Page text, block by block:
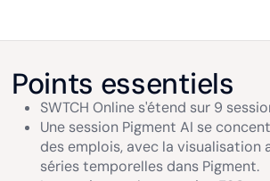
Points essentiels
SWTCH Online s'étend sur 9
Une session Pigment AI se
des emplois, avec la visualisation
séries temporelles dans Pigment.